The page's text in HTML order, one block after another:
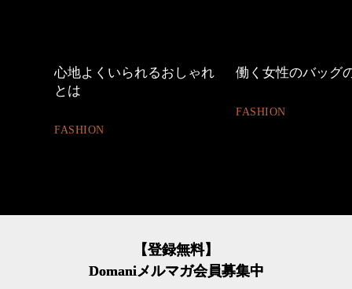
働く女性のバッグの中身 40代の小顔メイク
BEAUTY
【登録無料】
Domaniメルマガ会員募集中